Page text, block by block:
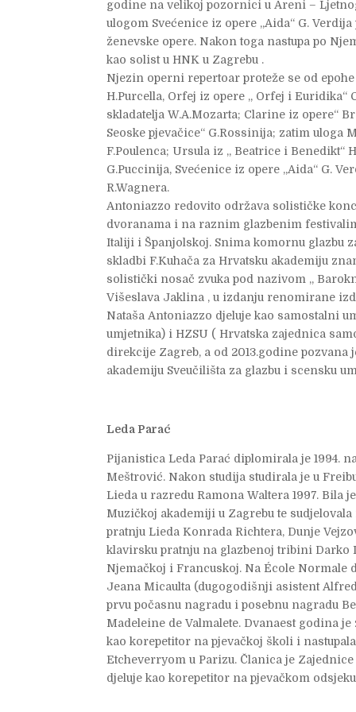
godine na velikoj pozornici u Areni –
ulogom Svećenice iz opere „Aida“ G.
ženevske opere. Nakon toga nastupa po
kao solist u HNK u Zagrebu .
Njezin operni repertoar proteže se od
H.Purcella, Orfej iz opere „ Orfej i Euridika“
skladatelja W.A.Mozarta; Clarine iz opere“
Seoske pjevačice“ G.Rossinija; zatim
F.Poulenca; Ursula iz „ Beatrice i
G.Puccinija, Svećenice iz opere „Aida“ G.
R.Wagnera.
Antoniazzo redovito održava solističke
dvoranama i na raznim glazbenim
Italiji i Španjolskoj. Snima komornu glazbu
skladbi F.Kuhača za Hrvatsku akademiju
solistički nosač zvuka pod nazivom „
Višeslava Jaklina , u izdanju renomirane
Nataša Antoniazzo djeluje kao samostalni
umjetnika) i HZSU ( Hrvatska zajednica
direkcije Zagreb, a od 2013.godine pozvana
akademiju Sveučilišta za glazbu i scensku
Leda Parać
Pijanistica Leda Parać diplomirala je 1994.
Meštrović. Nakon studija studirala je u
Lieda u razredu Ramona Waltera 1997. Bila
Muzičkoj akademiji u Zagrebu te
pratnju Lieda Konrada Richtera, Dunje
klavirsku pratnju na glazbenoj tribini Darko
Njemačkoj i Francuskoj. Na École Normale
Jeana Micaulta (dugogodišnji asistent
prvu počasnu nagradu i posebnu nagradu
Madeleine de Valmalete. Dvanaest godina
kao korepetitor na pjevačkoj školi i
Etcheverryom u Parizu. Članica je
djeluje kao korepetitor na pjevačkom